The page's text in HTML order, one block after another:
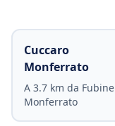
Cuccaro
Monferrato
A 3.7 km da Fubine
Monferrato